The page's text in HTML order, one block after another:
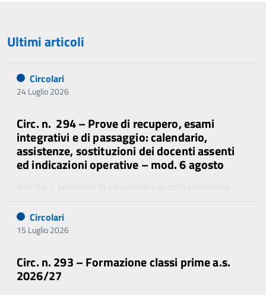
Ultimi articoli
Circolari
24 Luglio 2026
Circ. n. 294 – Prove di recupero, esami
integrativi e di passaggio: calendario,
assistenze, sostituzioni dei docenti assenti
ed indicazioni operative – mod. 6 agosto
Circolari
15 Luglio 2026
Circ. n. 293 – Formazione classi prime a.s.
2026/27